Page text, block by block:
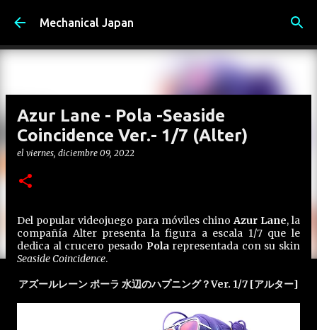
Ir al contenido principal
Mechanical Japan
Azur Lane - Pola -Seaside
Coincidence Ver.- 1/7 (Alter)
el viernes, diciembre 09, 2022
Del popular videojuego para móviles chinoAzur Lane, la
compañía Alter presenta la figura a escala 1/7 que le
dedica al crucero pesado Polarepresentada con su skin
Seaside Coincidence.
アズールレーン ポーラ 水辺のハプニング？Ver. 1/7 [アルター]